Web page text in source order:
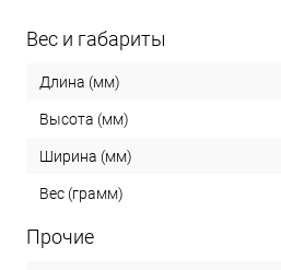
Вес и габариты
Длина (мм)
Высота (мм)
Ширина (мм)
Вес (грамм)
Прочие